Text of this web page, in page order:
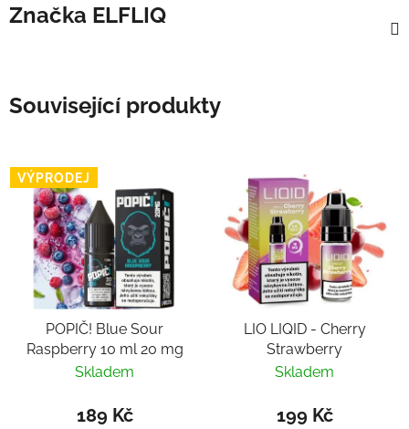
Značka ELFLIQ
Související produkty
VÝPRODEJ
POPIČ! Blue Sour
Raspberry 10 ml 20 mg
Skladem
189 Kč
LIO LIQID - Cherry
Strawberry
Skladem
199 Kč